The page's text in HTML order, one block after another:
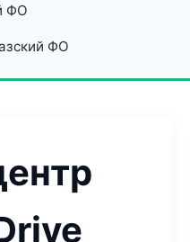
ФО
ФО